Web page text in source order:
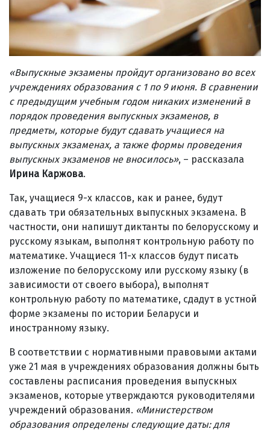
«Выпускные экзамены пройдут организовано во всех
учреждениях образования с 1 по 9 июня. В сравнении
с предыдущим учебным годом никаких изменений в
порядок проведения выпускных экзаменов, в
предметы, которые будут сдавать учащиеся на
выпускных экзаменах, а также формы проведения
выпускных экзаменов не вносилось», – рассказала
Ирина Каржова.
Так, учащиеся 9-х классов, как и ранее, будут
сдавать три обязательных выпускных экзамена. В
частности, они напишут диктанты по белорусскому и
русскому языкам, выполнят контрольную работу по
математике. Учащиеся 11-х классов будут писать
изложение по белорусскому или русскому языку (в
зависимости от своего выбора), выполнят
контрольную работу по математике, сдадут в устной
форме экзамены по истории Беларуси и
иностранному языку.
В соответствии с нормативными правовыми актами
уже 21 мая в учреждениях образования должны быть
составлены расписания проведения выпускных
экзаменов, которые утверждаются руководителями
учреждений образования. «Министерством
образования определены следующие даты: для